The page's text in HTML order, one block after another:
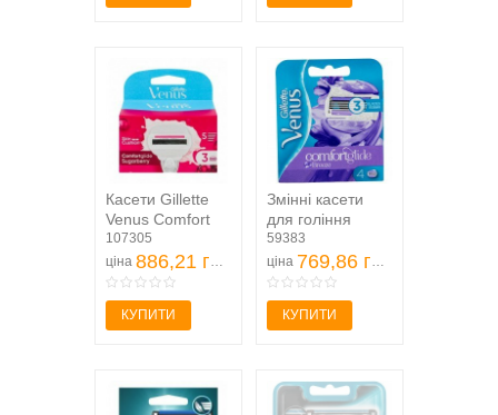
Касети Gillette
Venus Comfort
Glide для гоління
змінні 3шт
107305
ціна 886,21 грн
КУПИТИ
Змінні касети
для гоління
Gillette Venus
Breeze 4шт
59383
ціна 769,86 грн
КУПИТИ